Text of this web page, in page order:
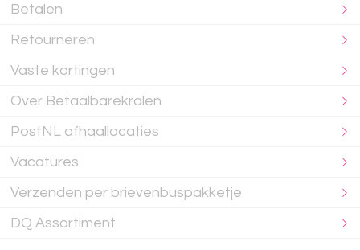
Betalen
Retourneren
Vaste kortingen
Over Betaalbarekralen
PostNL afhaallocaties
Vacatures
Verzenden per brievenbuspakketje
DQ Assortiment